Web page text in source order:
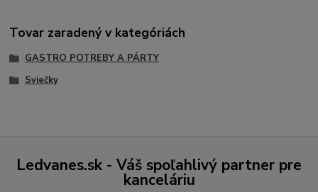
Tovar zaradený v kategóriách
GASTRO POTREBY A PÁRTY
Sviečky
Ledvanes.sk - Váš spoľahlivý partner pre
kanceláriu